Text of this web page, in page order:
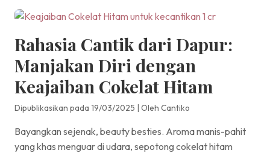
Rahasia Cantik dari Dapur:
Manjakan Diri dengan
Keajaiban Cokelat Hitam
Dipublikasikan pada 19/03/2025 | Oleh Cantiko
Bayangkan sejenak, beauty besties. Aroma manis-pahit
yang khas menguar di udara, sepotong cokelat hitam